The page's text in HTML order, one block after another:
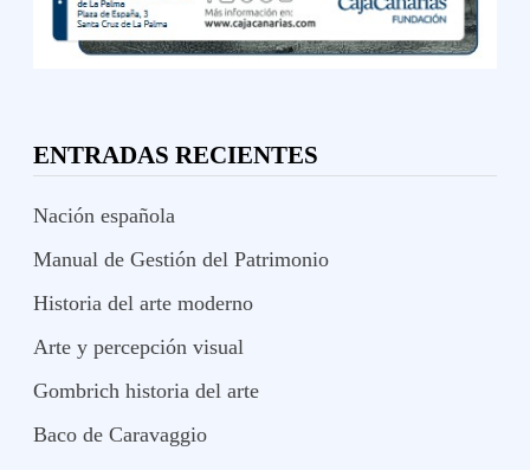
ENTRADAS RECIENTES
Nación española
Manual de Gestión del Patrimonio
Historia del arte moderno
Arte y percepción visual
Gombrich historia del arte
Baco de Caravaggio